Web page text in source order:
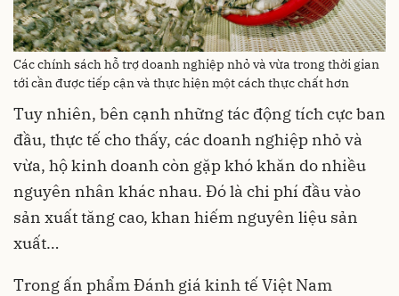
Các chính sách hỗ trợ doanh nghiệp nhỏ và vừa trong thời gian
tới cần được tiếp cận và thực hiện một cách thực chất hơn
Tuy nhiên, bên cạnh những tác động tích cực ban
đầu, thực tế cho thấy, các doanh nghiệp nhỏ và
vừa, hộ kinh doanh còn gặp khó khăn do nhiều
nguyên nhân khác nhau. Đó là chi phí đầu vào
sản xuất tăng cao, khan hiếm nguyên liệu sản
xuất…
Trong ấn phẩm Đánh giá kinh tế Việt Nam